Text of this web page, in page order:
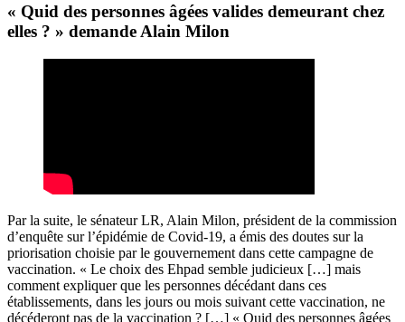
« Quid des personnes âgées valides demeurant chez
elles ? » demande Alain Milon
Par la suite, le sénateur LR, Alain Milon, président de la commission
d’enquête sur l’épidémie de Covid-19, a émis des doutes sur la
priorisation choisie par le gouvernement dans cette campagne de
vaccination. « Le choix des Ehpad semble judicieux […] mais
comment expliquer que les personnes décédant dans ces
établissements, dans les jours ou mois suivant cette vaccination, ne
décéderont pas de la vaccination ? […] « Quid des personnes âgées